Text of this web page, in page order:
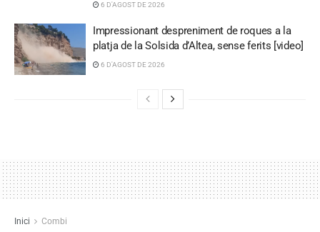
6 D'AGOST DE 2026
Impressionant despreniment de roques a la
platja de la Solsida d’Altea, sense ferits [video]
6 D'AGOST DE 2026
Inici Combi